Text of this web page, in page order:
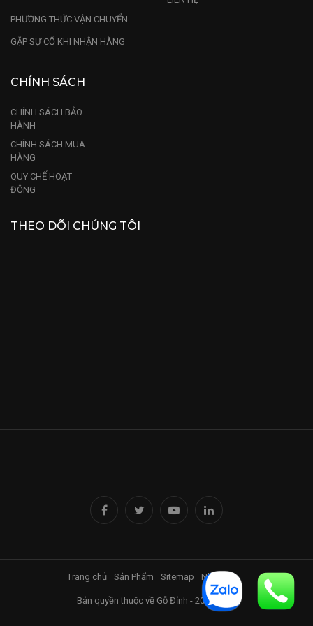
lại vận khí,may mắn, sự thịnh vượng, giàu có cho
Tượng Phu Thê Viên Mãn hay tượng cây bon sai
đều là bức tượng phong thủy khá dễ tính. Có thể
tượng trên đôn gỗ hoặc trên kệ ti vi, đảm bảo độ
sạch sẽ, sáng sủa, không gian tốt để tượng phát
huy giá trị phong thủy tốt nhất.
PHƯƠNG THỨC VẬN CHUYỂN
GẶP SỰ CỐ KHI NHẬN HÀNG
CHÍNH SÁCH
CHÍNH SÁCH BẢO
HÀNH
CHÍNH SÁCH MUA
HÀNG
QUY CHẾ HOẠT
ĐỘNG
THEO DÕI CHÚNG TÔI
Trang chủ Sản Phẩm Sitemap Nhà Đỉnh
Bản quyền thuộc về Gỗ Đỉnh - 2017-2025